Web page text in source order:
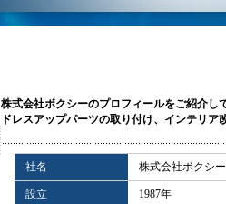
株式会社ボクシーのプロフィールをご紹介し
ドレスアップパーツの取り付け、インテリ
社名 株式会社ボクシー
設立 1987年